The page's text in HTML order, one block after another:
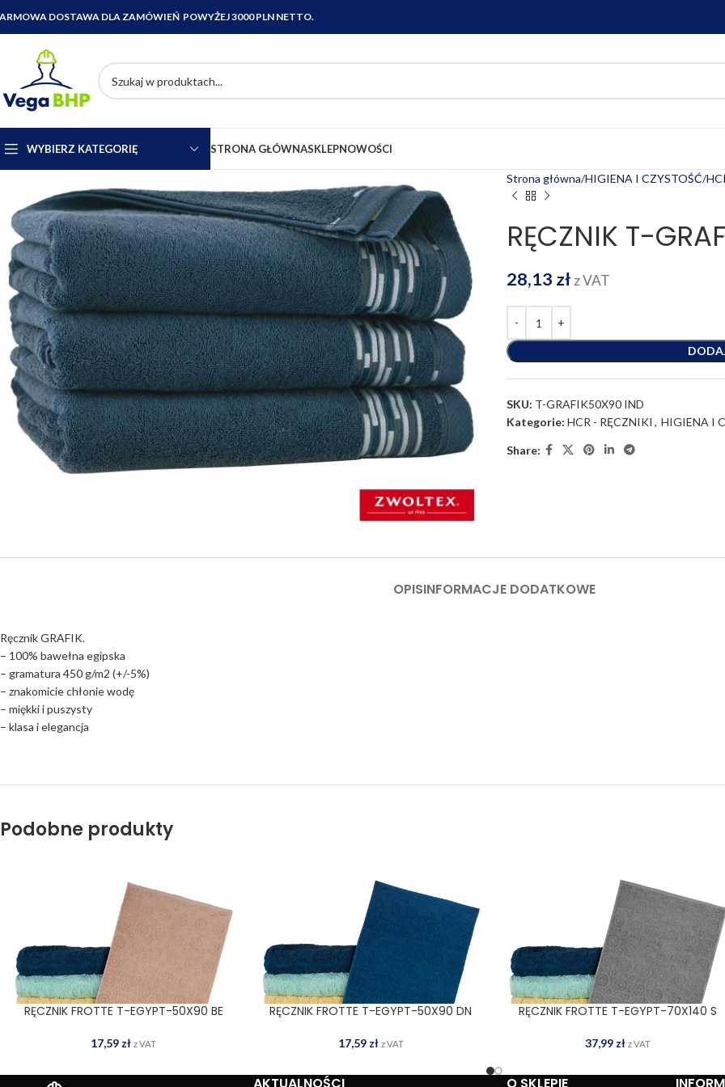
DOSTAWA DLA ZAMÓWIEŃ POWYŻEJ 3000 PLN NETTO.
WYBIERZ KATEGORIĘ STRONA GŁÓWNASKLEPNOWOŚCI
Strona główna HIGIENA I CZYSTOŚĆ
RĘCZNIK T-
28,13 zł z VAT
SKU: T-GRAFIK50X90 IND
Kategorie: HCR - RĘCZNIKI , HIGIENA I
Share:
OPISINFORMACJE DODATKOWE
Ręcznik GRAFIK.
– 100% bawełna egipska
– gramatura 450 g/m2 (+/-5%)
– znakomicie chłonie wodę
– miękki i puszysty
– klasa i elegancja
Podobne produkty
DODAJ DO KOSZYKA
RĘCZNIK FROTTE T-EGYPT-50X90 BE
17,59 zł z VAT
DODAJ DO KOSZYKA
RĘCZNIK FROTTE T-EGYPT-50X90 DN
17,59 zł z VAT
DODAJ DO KOSZYKA
RĘCZNIK FROTTE T-EGYPT-70X140 S
37,99 zł z VAT